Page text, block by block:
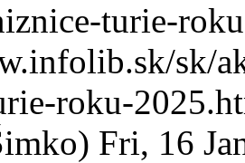
turie-
sk/
roku-
Fri, 16